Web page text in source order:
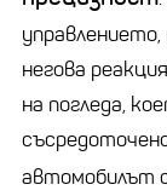
негова
на погледа,
автомобилът